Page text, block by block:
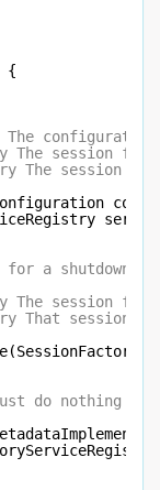
{
The
The session
The session
for a shutdown
The session
That session
do nothing in